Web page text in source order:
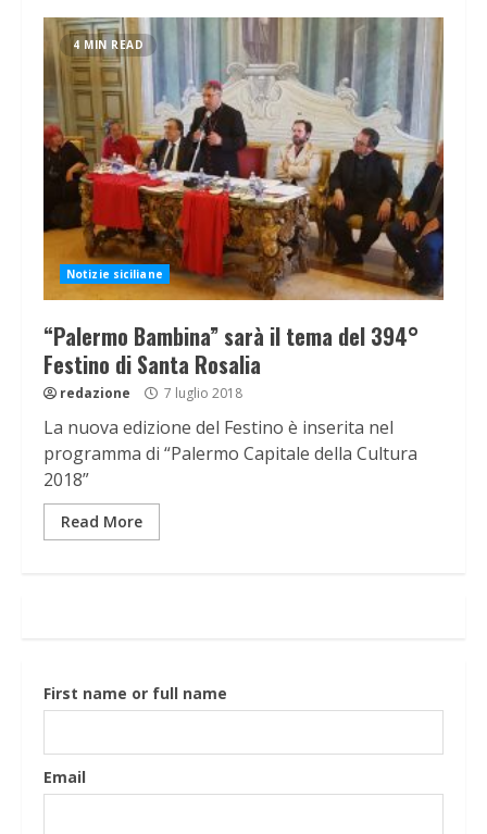
4 MIN READ
Notizie siciliane
“Palermo Bambina” sarà il tema del 394°
Festino di Santa Rosalia
redazione 7 luglio 2018
La nuova edizione del Festino è inserita nel
programma di “Palermo Capitale della Cultura
2018”
Read More
First name or full name
Email